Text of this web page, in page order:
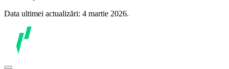
Data ultimei actualizări: 4 martie 2026.